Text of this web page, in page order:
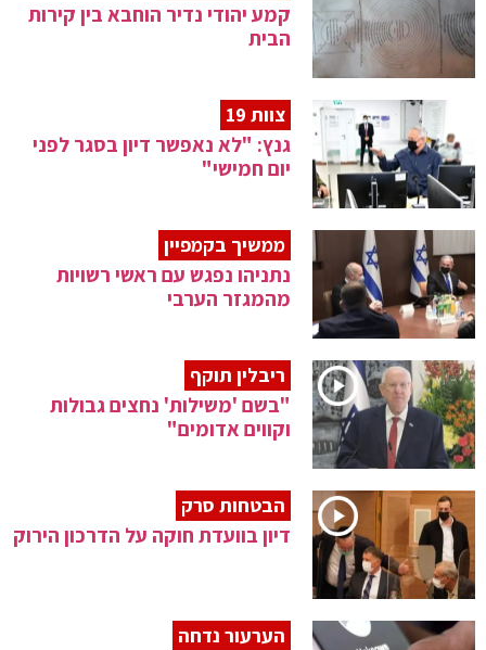
קמע יהודי נדיר הוחבא בין קירות
הבית
צוות 19
גנץ: "לא נאפשר דיון בסגר לפני
יום חמישי"
ממשיך בקמפיין
נתניהו נפגש עם ראשי רשויות
מהמגזר הערבי
ריבלין תוקף
"בשם 'משילות' נחצים גבולות
וקווים אדומים"
הבטחות סרק
דיון בוועדת חוקה על הדרכון הירוק
הערעור נדחה